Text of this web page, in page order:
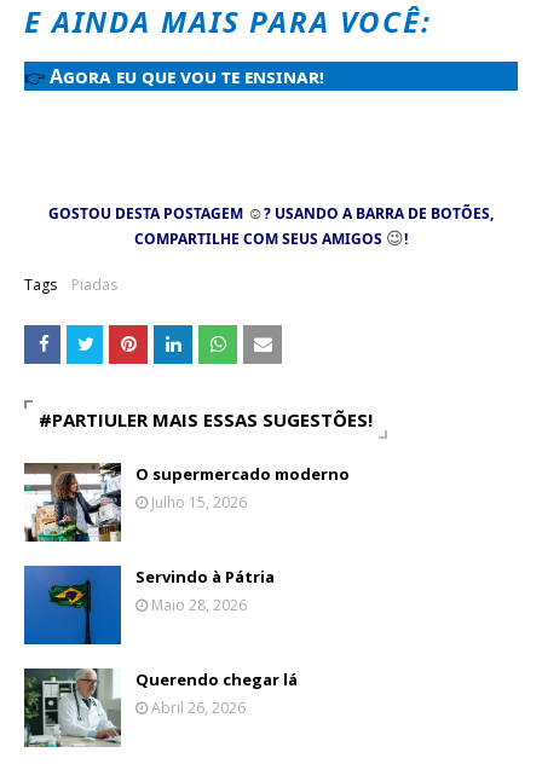
E AINDA MAIS PARA VOCÊ:
👉 Agora eu que vou te ensinar!
GOSTOU DESTA POSTAGEM ☺? USANDO A BARRA DE BOTÕES,
COMPARTILHE COM SEUS AMIGOS 😉!
Tags Piadas
#PARTIULER MAIS ESSAS SUGESTÕES!
O supermercado moderno
Julho 15, 2026
Servindo à Pátria
Maio 28, 2026
Querendo chegar lá
Abril 26, 2026